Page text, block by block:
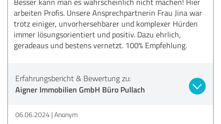
arbeiten Profis. Unsere Ansprechpartnerin Frau Jina war
trotz einiger, unvorhersehbarer und komplexer Hürden
immer lösungsorientiert und positiv. Dazu ehrlich,
geradeaus und bestens vernetzt. 100% Empfehlung.
Erfahrungsbericht & Bewertung zu:
Aigner Immobilien GmbH Büro Pullach
06.06.2024 Anonym